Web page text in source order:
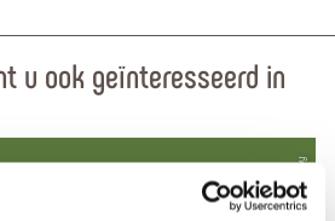
u ook geïnteresseerd in
© Pixabay